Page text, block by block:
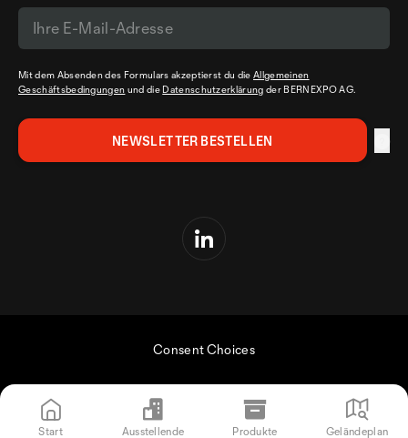
Mit dem Absenden des Formulars akzeptierst du dieAllgemeinen
Geschäftsbedingungen und die Datenschutzerklärung der BERNEXPO AG.
Consent Choices
Start Ausstellende Produkte Geländeplan